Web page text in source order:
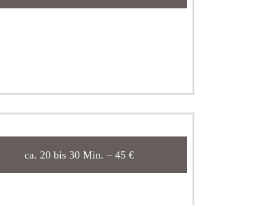
ca. 20 bis 30 Min. – 45 €